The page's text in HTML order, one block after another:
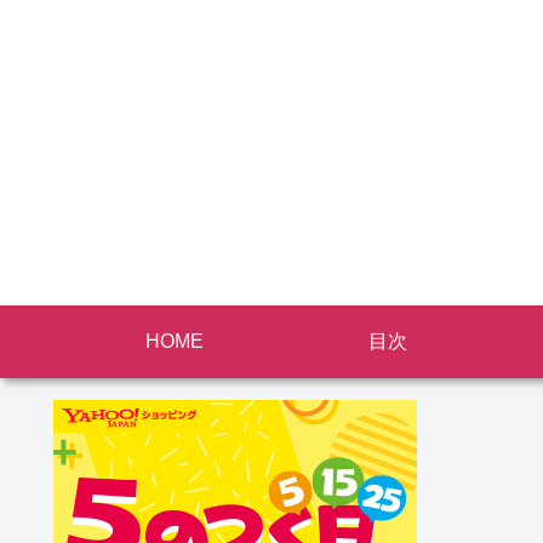
HOME 目次